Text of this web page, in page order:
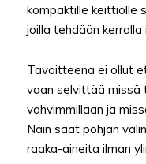
kompaktille keittiölle
joilla tehdään kerralla
Tavoitteena ei ollut
vaan selvittää missä
vahvimmillaan ja
Näin saat pohjan
raaka-aineita ilman